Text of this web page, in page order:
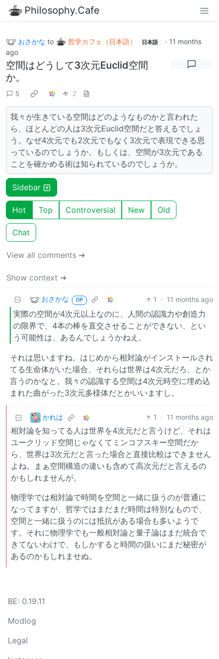
Philosophy.Cafe
おさかな to 哲学カフェ（日本語） 日本語 · 11 months
ago
空間はどうして3次元Euclid空間
か。
5 2
我々が生きている空間はどのようなものかと言われた
ら、ほとんどの人は3次元Euclid空間だと答えるでしょ
う。なぜ4次元でも2次元でもなく3次元で表現できる思
っているのでしょうか。もしくは、空間が3次元である
ことを確かめる術は知られているのでしょうか。
Sidebar
Hot Top Controversial New Old
Chat
View all comments ➔
Show context ➔
おさかな OP 1 · 11 months ago
実際の空間が4次元以上なのに、人間の認識力や創造力
の限界で、4本の棒を直交させることができない、とい
う可能性は、あるんでしょうかねえ。
それは思いますね。はじめから相対論がインストールされ
てる生命体がいた場合、それらは世界は4次元だろ、とか
言うのかなと。我々の認識する空間は4次元時空に埋め込
まれた曲がった3次元多様体だとかいいますし。
かれは 1 · 11 months ago
相対論を知ってる人は世界を4次元だと言うけど、それは
ユークリッド空間じゃなくてミンコフスキー空間だか
ら、世界は3次元だと言った場合と直接比較はできません
よね。まぁ空間構造の違いも含めて高次元だと言えるの
かもしれませんが。
物理学では相対論で時間を空間と一緒に扱うのが普通に
なってますが、哲学ではまだまだ時間は特別なもので、
空間と一緒に扱うのには抵抗がある場合も多いようで
す。それに物理学でも一般相対論と量子論はまだ統合で
きてないわけで、もしかすると時間の扱いにまだ秘密が
あるのかもしれませぬ。
BE: 0.19.11
Modlog
Legal